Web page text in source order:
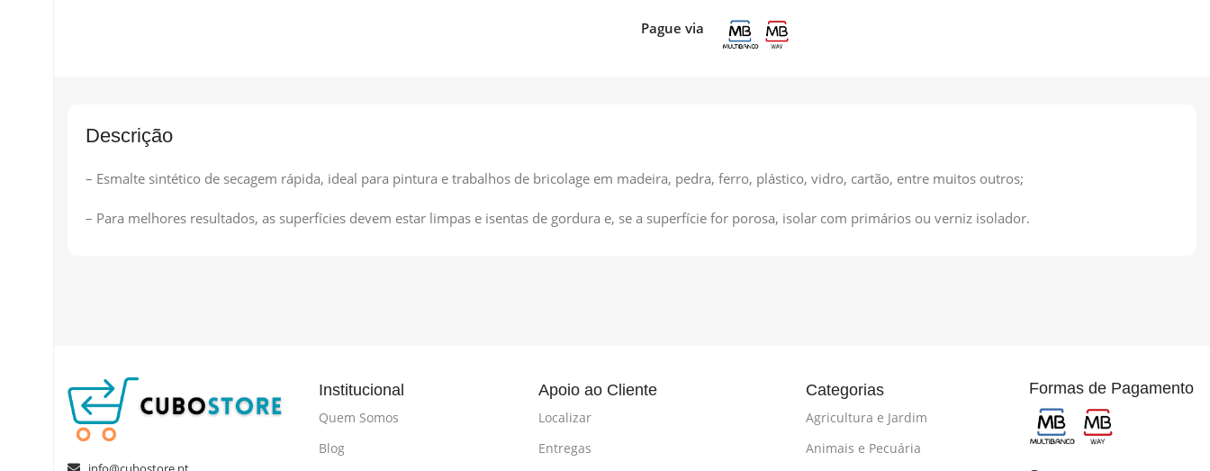
Pague via
Descrição
– Esmalte sintético de secagem rápida, ideal para pintura e trabalhos de bricolage em madeira, pedra, ferro, plástico, vidro, cartão, entre muitos outros;
– Para melhores resultados, as superfícies devem estar limpas e isentas de gordura e, se a superfície for porosa, isolar com primários ou verniz isolador.
Institucional
Quem Somos
Blog
Apoio ao Cliente
Localizar
Entregas
Categorias
Agricultura e Jardim
Animais e Pecuária
Formas de Pagamento